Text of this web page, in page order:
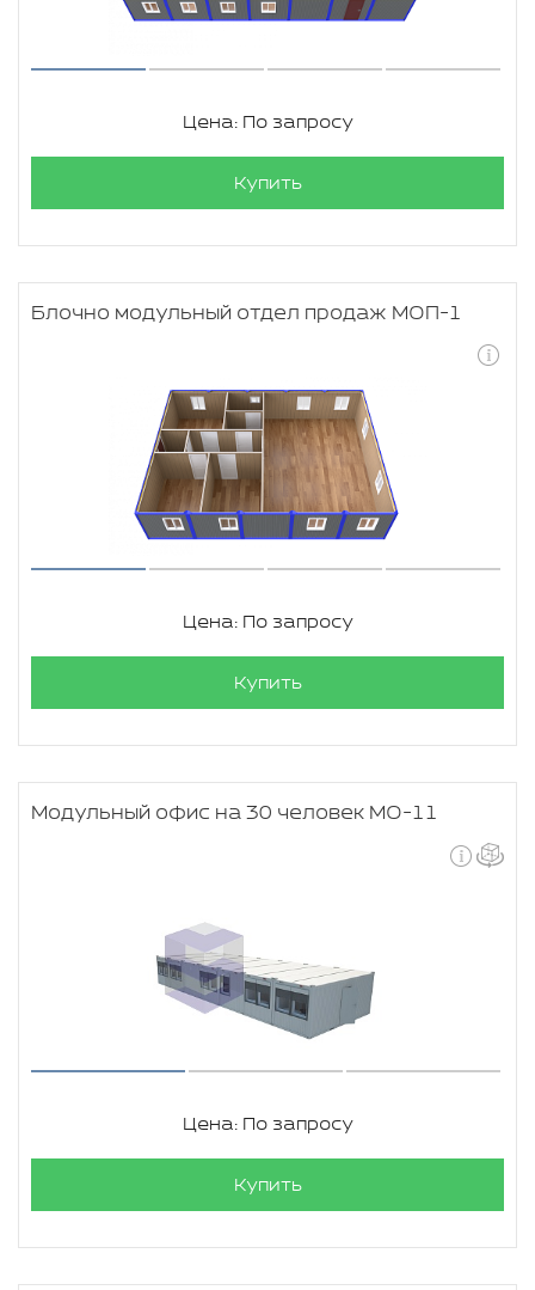
Цена: По запросу
Купить
Блочно модульный отдел продаж МОП-1
Цена: По запросу
Купить
Модульный офис на 30 человек МО-11
Цена: По запросу
Купить